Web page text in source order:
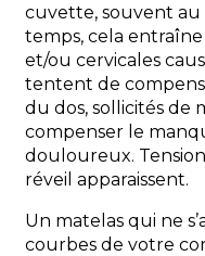
cuvette, souvent au
temps, cela
et/ou cervicales
tentent de
du dos, sollicités de
compenser le
douloureux.
réveil apparaissent.
Un matelas qui ne
courbes de votre